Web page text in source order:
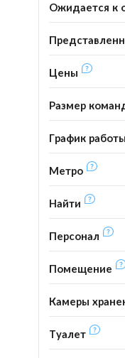
Ожидается к
Цены
Размер
График работы
Метро
Найти
Персонал
Помещение
Камеры
Туалет